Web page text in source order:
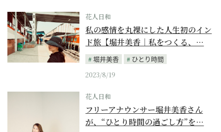
花人日和
私の感情を丸裸にした人生初のイン
ド旅【堀井美香｜私をつくる、…
堀井美香
ひとり時間
2023/8/19
花人日和
フリーアナウンサー堀井美香さん
が、“ひとり時間の過ごし方”を…